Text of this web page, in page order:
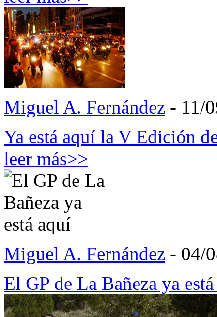
Miguel A. Fernández - 11/
Ya está aquí la V Edición
leer más>>
Miguel A. Fernández - 04/
El GP de La Bañeza ya